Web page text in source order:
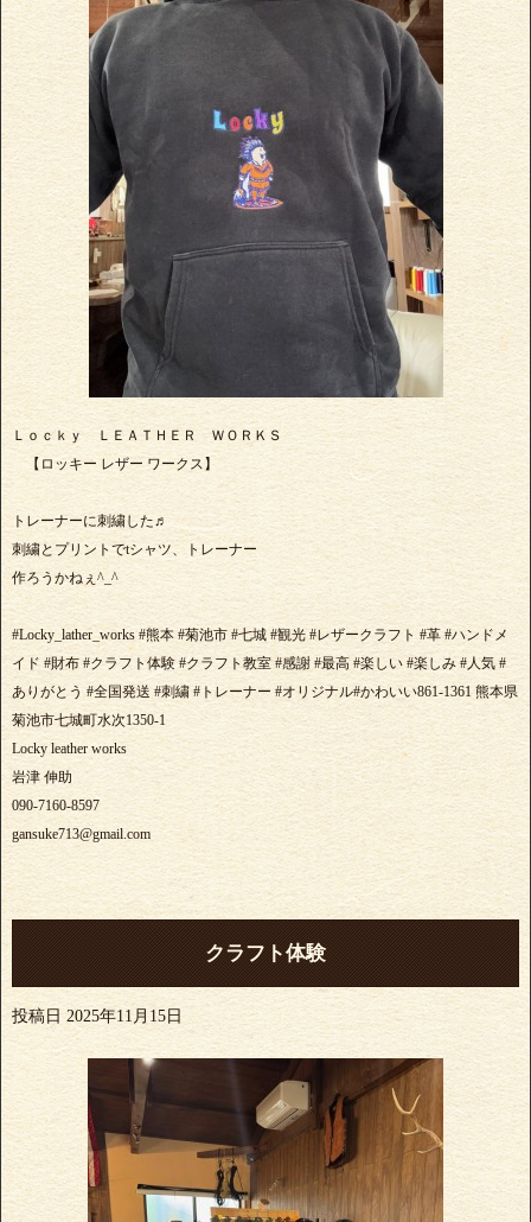
Ｌｏｃｋｙ ＬＥＡＴＨＥＲ ＷＯＲＫＳ
【ロッキー レザー ワークス】
トレーナーに刺繍した♬
刺繍とプリントでtシャツ、トレーナー
作ろうかねぇ^_^
#Locky_lather_works #熊本 #菊池市 #七城 #観光 #レザークラフト #革 #ハンドメ
イド #財布 #クラフト体験 #クラフト教室 #感謝 #最高 #楽しい #楽しみ #人気 #
ありがとう #全国発送 #刺繍 #トレーナー #オリジナル#かわいい861-1361 熊本県
菊池市七城町水次1350-1
Locky leather works
岩津 伸助
090-7160-8597
gansuke713@gmail.com
クラフト体験
投稿日 2025年11月15日